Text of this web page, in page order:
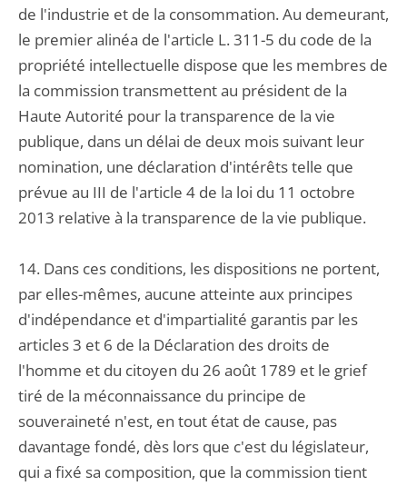
de l'industrie et de la consommation. Au demeurant,
le premier alinéa de l'article L. 311-5 du code de la
propriété intellectuelle dispose que les membres de
la commission transmettent au président de la
Haute Autorité pour la transparence de la vie
publique, dans un délai de deux mois suivant leur
nomination, une déclaration d'intérêts telle que
prévue au III de l'article 4 de la loi du 11 octobre
2013 relative à la transparence de la vie publique.
14. Dans ces conditions, les dispositions ne portent,
par elles-mêmes, aucune atteinte aux principes
d'indépendance et d'impartialité garantis par les
articles 3 et 6 de la Déclaration des droits de
l'homme et du citoyen du 26 août 1789 et le grief
tiré de la méconnaissance du principe de
souveraineté n'est, en tout état de cause, pas
davantage fondé, dès lors que c'est du législateur,
qui a fixé sa composition, que la commission tient